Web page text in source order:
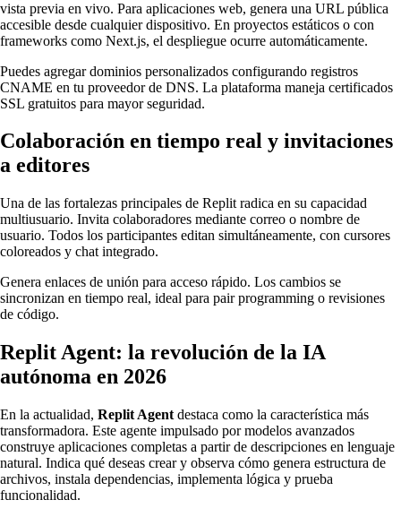
vista previa en vivo. Para aplicaciones web, genera una URL pública
accesible desde cualquier dispositivo. En proyectos estáticos o con
frameworks como Next.js, el despliegue ocurre automáticamente.
Puedes agregar dominios personalizados configurando registros
CNAME en tu proveedor de DNS. La plataforma maneja certificados
SSL gratuitos para mayor seguridad.
Colaboración en tiempo real y invitaciones
a editores
Una de las fortalezas principales de Replit radica en su capacidad
multiusuario. Invita colaboradores mediante correo o nombre de
usuario. Todos los participantes editan simultáneamente, con cursores
coloreados y chat integrado.
Genera enlaces de unión para acceso rápido. Los cambios se
sincronizan en tiempo real, ideal para pair programming o revisiones
de código.
Replit Agent: la revolución de la IA
autónoma en 2026
En la actualidad, Replit Agent destaca como la característica más
transformadora. Este agente impulsado por modelos avanzados
construye aplicaciones completas a partir de descripciones en lenguaje
natural. Indica qué deseas crear y observa cómo genera estructura de
archivos, instala dependencias, implementa lógica y prueba
funcionalidad.